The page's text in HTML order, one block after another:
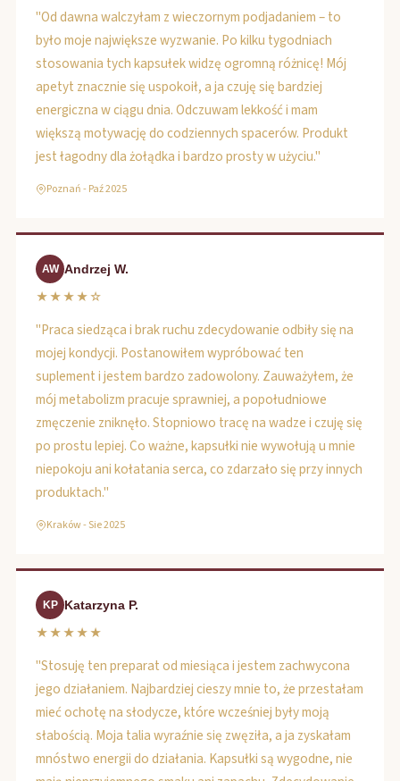
"Od dawna walczyłam z wieczornym podjadaniem – to
było moje największe wyzwanie. Po kilku tygodniach
stosowania tych kapsułek widzę ogromną różnicę! Mój
apetyt znacznie się uspokoił, a ja czuję się bardziej
energiczna w ciągu dnia. Odczuwam lekkość i mam
większą motywację do codziennych spacerów. Produkt
jest łagodny dla żołądka i bardzo prosty w użyciu."
Poznań - Paź 2025
AW Andrzej W.
★★★★☆
"Praca siedząca i brak ruchu zdecydowanie odbiły się na
mojej kondycji. Postanowiłem wypróbować ten
suplement i jestem bardzo zadowolony. Zauważyłem, że
mój metabolizm pracuje sprawniej, a popołudniowe
zmęczenie zniknęło. Stopniowo tracę na wadze i czuję się
po prostu lepiej. Co ważne, kapsułki nie wywołują u mnie
niepokoju ani kołatania serca, co zdarzało się przy innych
produktach."
Kraków - Sie 2025
KP Katarzyna P.
★★★★★
"Stosuję ten preparat od miesiąca i jestem zachwycona
jego działaniem. Najbardziej cieszy mnie to, że przestałam
mieć ochotę na słodycze, które wcześniej były moją
słabością. Moja talia wyraźnie się zwęziła, a ja zyskałam
mnóstwo energii do działania. Kapsułki są wygodne, nie